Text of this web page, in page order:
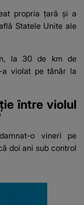
propria țară și a
Statele Unite ale
la 30 de km de
a violat pe tânăr la
între violul
o vineri pe
doi ani sub control